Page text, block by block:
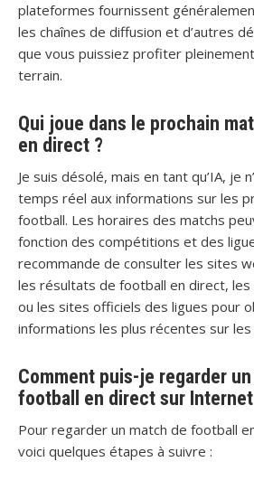
plateformes fournissent
les chaînes de diffusion et d’autres
que vous puissiez profiter pleinement
terrain.
Qui joue dans le prochain
en direct ?
Je suis désolé, mais en tant qu’IA, je
temps réel aux informations sur les
football. Les horaires des matchs
fonction des compétitions et des
recommande de consulter les sites
les résultats de football en direct, les
ou les sites officiels des ligues pour
informations les plus récentes sur les
Comment puis-je regarder
football en direct sur
Pour regarder un match de football
voici quelques étapes à suivre :